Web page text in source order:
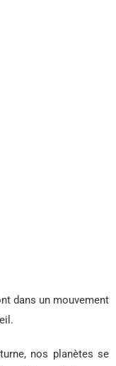
dans un mouvement
nos planètes se